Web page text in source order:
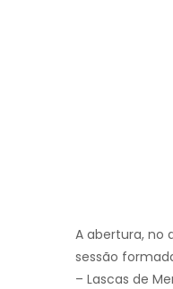
A abertura, no
sessão
– Lascas de